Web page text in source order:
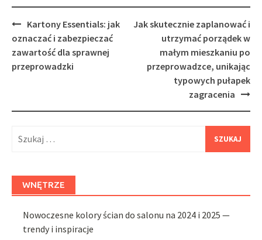
Post
navigation
Kartony Essentials: jak
oznaczać i zabezpieczać
zawartość dla sprawnej
przeprowadzki
Jak skutecznie zaplanować i
utrzymać porządek w
małym mieszkaniu po
przeprowadzce, unikając
typowych pułapek
zagracenia
WNĘTRZE
Nowoczesne kolory ścian do salonu na 2024 i 2025 —
trendy i inspiracje